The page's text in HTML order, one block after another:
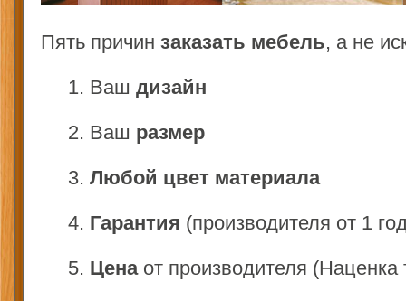
Пять причин заказать мебель, а не
1. Ваш дизайн
2. Ваш размер
3. Любой цвет материала
4. Гарантия (производителя от 1
5. Ценаот производителя (Наценка